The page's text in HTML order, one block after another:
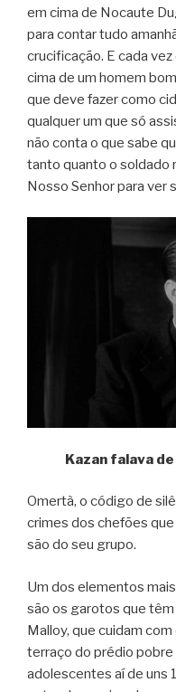
em cima de Nocaute
para contar tudo
crucificação. E cada
cima de um homem
que deve fazer como
qualquer um que só
não conta o que sabe
tanto quanto o soldado
Nosso Senhor para ver
Kazan falava
Omertà, o código de
crimes dos chefões
são do seu grupo.
Um dos elementos
são os garotos que têm
Malloy, que cuidam
terraço do prédio pobre
adolescentes aí de uns